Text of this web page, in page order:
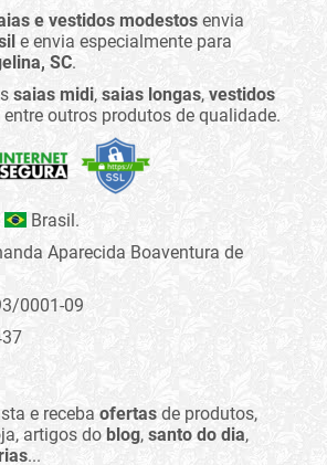
e vestidos modestos envia
e envia especialmente para
SC.
saias midi, saias longas, vestidos
entre outros produtos de qualidade.
Brasil.
Aparecida Boaventura de
0001-09
e receba ofertas de produtos,
artigos do blog, santo do dia,
...